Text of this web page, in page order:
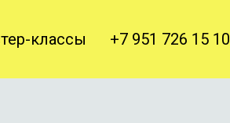
классы +7 951 726 15 10